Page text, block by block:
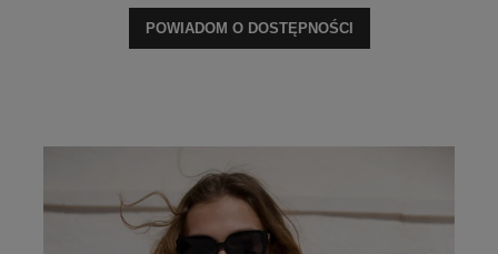
POWIADOM O DOSTĘPNOŚCI